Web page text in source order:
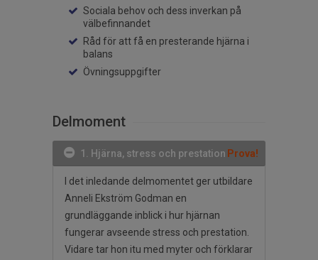
Sociala behov och dess inverkan på
välbefinnandet
Råd för att få en presterande hjärna i
balans
Övningsuppgifter
Delmoment
1. Hjärna, stress och prestation Prova!
I det inledande delmomentet ger utbildare
Anneli Ekström Godman en
grundläggande inblick i hur hjärnan
fungerar avseende stress och prestation.
Vidare tar hon itu med myter och förklarar